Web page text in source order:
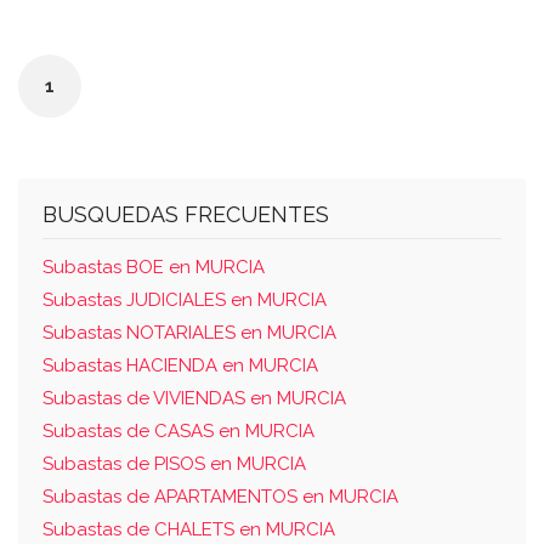
planta baja y alta, en término de murcia,
17; es de tipo c. del bloque uno. dirección
catastral: cl buenos aires 19 pl:01; cp. 30830
la ñora - murcia. tiene una superficie útil de
88,79 m2, y la parcela donde se ha
construido cuenta con 82,80 m2, ocupando
en la misma 61,62 m2; está distribuida en
diferentes dependencias en las dos plantas,
comunicadas ambas a través de una escalera
interior; tiene zona ajardinada en su parte
1
BUSQUEDAS FRECUENTES
Subastas BOE en MURCIA
Subastas JUDICIALES en MURCIA
Subastas NOTARIALES en MURCIA
Subastas HACIENDA en MURCIA
Subastas de VIVIENDAS en MURCIA
Subastas de CASAS en MURCIA
Subastas de PISOS en MURCIA
Subastas de APARTAMENTOS en MURCIA
Subastas de CHALETS en MURCIA